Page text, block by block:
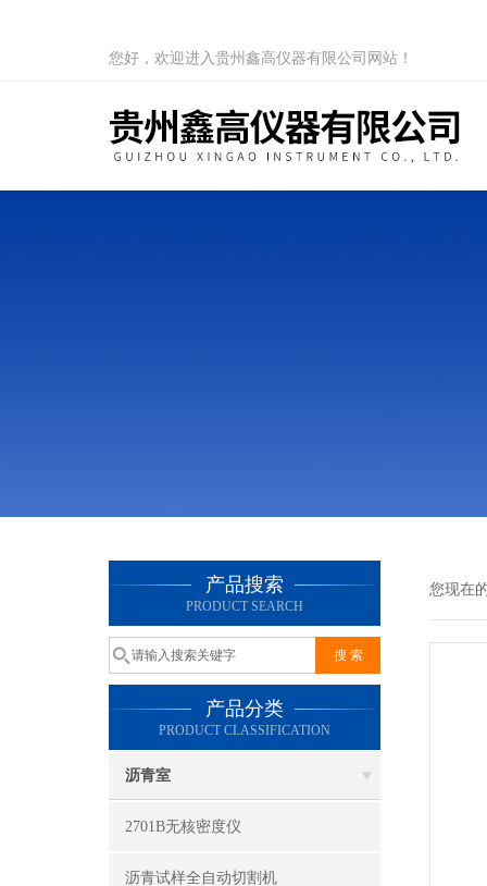
您好，欢迎进入贵州鑫高仪器有限公司网站！
产品搜索
PRODUCT SEARCH
产品分类
PRODUCT CLASSIFICATION
沥青室
2701B无核密度仪
沥青试样全自动切割机
您现在